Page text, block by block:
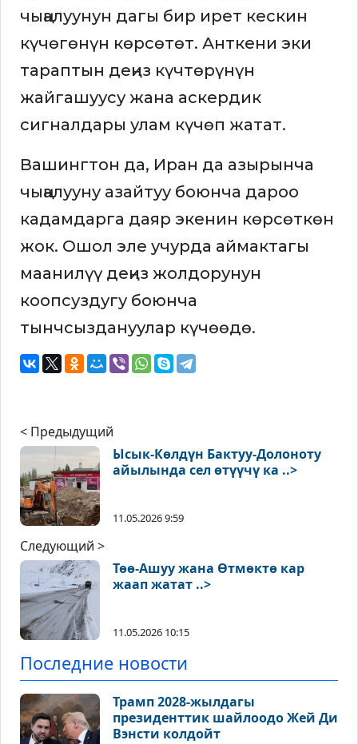
чыңалуунун дагы бир ирет кескин
күчөгөнүн көрсөтөт. Анткени эки
тараптын деңиз күчтөрүнүн
жайгашуусу жана аскердик
сигналдары улам күчөп жатат.
Вашингтон да, Иран да азырынча
чыңалууну азайтуу боюнча дароо
кадамдарга даяр экенин көрсөткөн
жок. Ошол эле учурда аймактагы
маанилүү деңиз жолдорунун
коопсуздугу боюнча
тынчсыздануулар күчөөдө.
< Предыдущий
Ысык-Көлдүн Бактуу-Долоноту
айылында сел өтүүчү ка ..>
11.05.2026 9:59
Следующий >
Төө-Ашуу жана Өтмөктө кар
жаап жатат ..>
11.05.2026 10:15
Последние новости
Трамп 2028-жылдагы
президенттик шайлоодо Жей Ди
Вэнсти колдойт